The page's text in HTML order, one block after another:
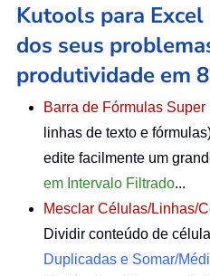
Kutools para
dos seus
produtividade em
Barra de Fórmulas Super
linhas de texto e
edite facilmente um
em Intervalo Filtrado...
Mesclar Células/Linhas/
Dividir conteúdo de
Duplicadas e Somar/